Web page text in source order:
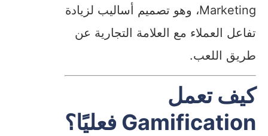
Marketing، وهو تصميم أساليب لزيادة
تفاعل العملاء مع العلامة التجارية عن
طريق اللعب.
كيف تعمل
Gamification فعليًا؟